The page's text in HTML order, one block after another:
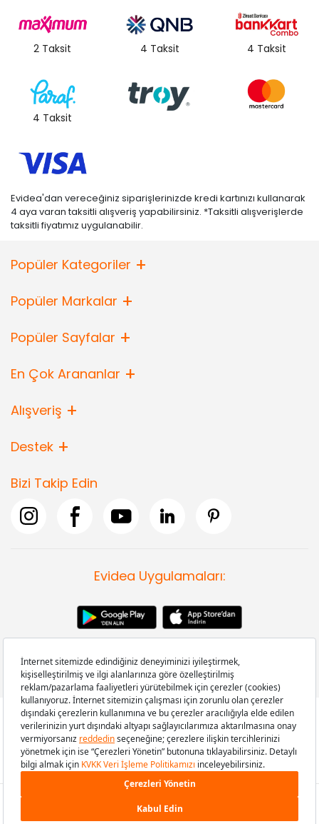
2 Taksit 4 Taksit 4 Taksit
4 Taksit
Evidea'dan vereceğiniz siparişlerinizde kredi kartınızı kullanarak
4 aya varan taksitli alışveriş yapabilirsiniz. *Taksitli alışverişlerde
taksitli fiyatımız uygulanabilir.
Popüler Kategoriler
Popüler Markalar
Popüler Sayfalar
En Çok Arananlar
Alışveriş
Destek
Bizi Takip Edin
Evidea Uygulamaları:
Copyright © 2008-2026 Evidea.com | Tüm hakları saklıdır.